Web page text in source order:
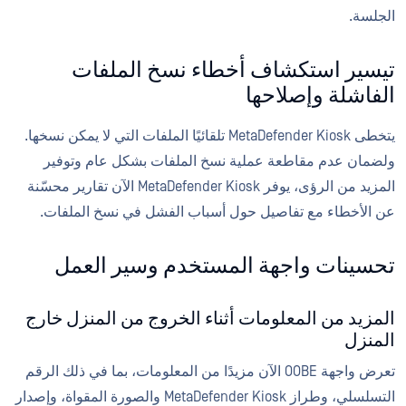
الجلسة.
تيسير استكشاف أخطاء نسخ الملفات
الفاشلة وإصلاحها
يتخطى MetaDefender Kiosk تلقائيًا الملفات التي لا يمكن نسخها.
ولضمان عدم مقاطعة عملية نسخ الملفات بشكل عام وتوفير
المزيد من الرؤى، يوفر MetaDefender Kiosk الآن تقارير محسّنة
عن الأخطاء مع تفاصيل حول أسباب الفشل في نسخ الملفات.
تحسينات واجهة المستخدم وسير العمل
المزيد من المعلومات أثناء الخروج من المنزل خارج
المنزل
تعرض واجهة OOBE الآن مزيدًا من المعلومات، بما في ذلك الرقم
التسلسلي، وطراز MetaDefender Kiosk والصورة المقواة، وإصدار